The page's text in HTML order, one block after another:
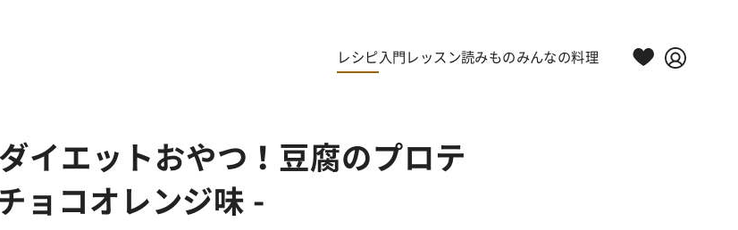
レシピ 入門レッスン読みものみんなの料理
イエットおやつ！豆腐のプロテ
ョコオレンジ味 -